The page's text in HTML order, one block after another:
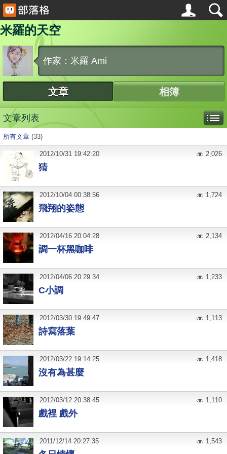
米羅的天空
作家：米羅 Ami
文章 相簿
文章列表
所有文章 (33)
猜
2012/10/31 19:42:20 2,026
飛翔的姿態
2012/10/04 00:38:56 1,724
調一杯黑咖啡
2012/04/16 20:04:28 2,134
C小調
2012/04/06 20:29:34 1,233
詩寫落葉
2012/03/30 19:49:47 1,113
沒有為甚麼
2012/03/22 19:14:25 1,418
戲裡 戲外
2012/03/12 20:38:45 1,110
2011/12/14 20:27:35 1,543